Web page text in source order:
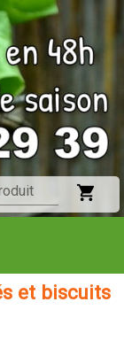
shopping_cart
et biscuits